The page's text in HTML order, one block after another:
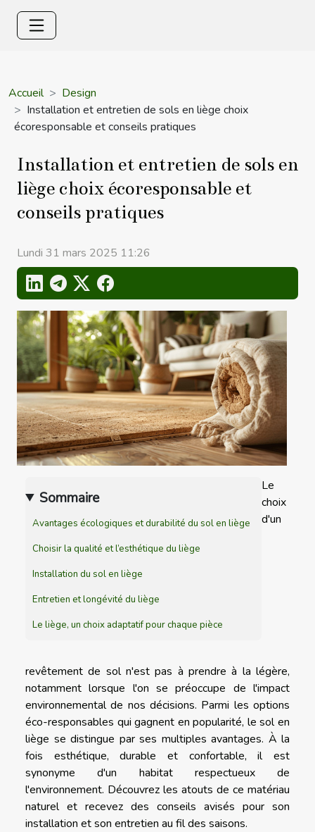
Accueil
Design
Installation et entretien de sols en liège choix
écoresponsable et conseils pratiques
Installation et entretien de sols en
liège choix écoresponsable et
conseils pratiques
Lundi 31 mars 2025 11:26
Sommaire
Avantages écologiques et durabilité du sol en liège
Choisir la qualité et l’esthétique du liège
Installation du sol en liège
Entretien et longévité du liège
Le liège, un choix adaptatif pour chaque pièce
Le
choix
d'un
revêtement de sol n'est pas à prendre à la légère,
notamment lorsque l'on se préoccupe de l'impact
environnemental de nos décisions. Parmi les options
éco-responsables qui gagnent en popularité, le sol en
liège se distingue par ses multiples avantages. À la
fois esthétique, durable et confortable, il est
synonyme d'un habitat respectueux de
l'environnement. Découvrez les atouts de ce matériau
naturel et recevez des conseils avisés pour son
installation et son entretien au fil des saisons.